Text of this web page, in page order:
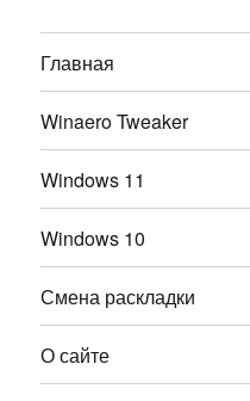
Главная
Winaero Tweaker
Windows 11
Windows 10
Смена раскладки
О сайте